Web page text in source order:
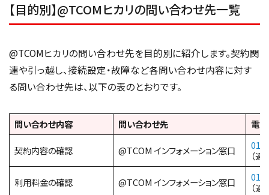
【目的別】@TCOMヒカリの問い合わせ先一覧
@TCOMヒカリの問い合わせ先を目的別に紹介します。契約関
連や引っ越し、接続設定・故障など各問い合わせ内容に対す
る問い合わせ先は、以下の表のとおりです。
問い合わせ内容 問い合わせ先 電
契約内容の確認 @TCOM インフォメーション窓口
（通
利用料金の確認 @TCOM インフォメーション窓口
（通